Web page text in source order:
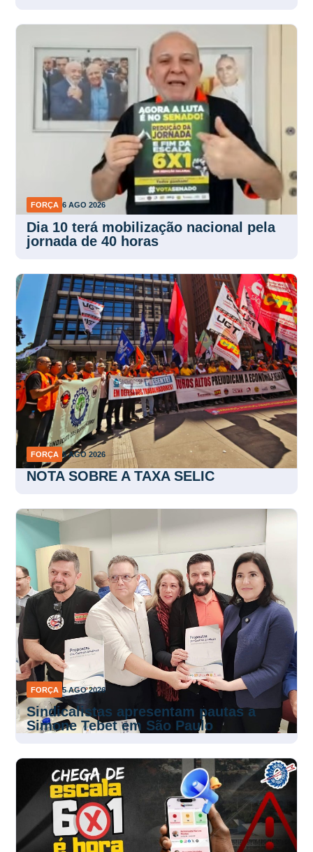
FORÇA 6 AGO 2026
Dia 10 terá mobilização nacional pela
jornada de 40 horas
FORÇA 5 AGO 2026
NOTA SOBRE A TAXA SELIC
FORÇA 5 AGO 2026
Sindicalistas apresentam pautas a
Simone Tebet em São Paulo